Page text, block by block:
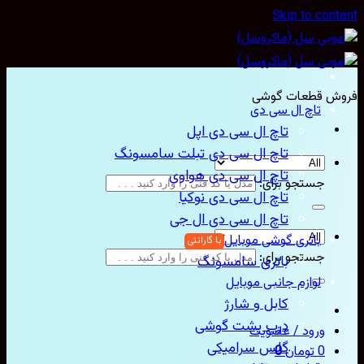
Skip to
قطعات گوشی
جستجو برای:
جستجو برای:
ورود / عضویت
تومان0
تاچ ال سی دی
تاچ ال سی دی اپل
تاچ ال سی دی تبلت سامسونگ
تاچ ال سی دی هواوی
تاچ ال سی دی نوکیا
تاچ ال سی دی ال جی
باتری گوشی موبایل
باتری سامسونگ
لوازم جانبی موبایل
کابل و شارژ
درب پشت گوشی
گلس سرامیکی